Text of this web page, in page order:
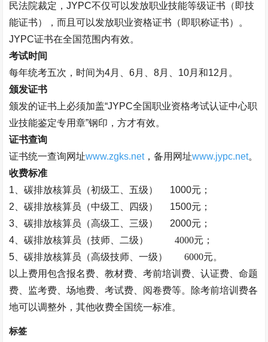
民法院裁定，JYPC不仅可以发放职业技能等级证书（即技
能证书），而且可以发放职业资格证书（即职称证书）。
JYPC证书在全国范围内有效。
考试时间
每年统考五次，时间为4月、6月、8月、10月和12月。
颁发证书
颁发的证书上必须加盖“JYPC全国职业资格考试认证中心职
业技能鉴定专用章”钢印，方才有效。
证书查询
证书统一查询网址www.zgks.net，备用网址www.jypc.net。
收费标准
1、碳排放核算员（初级工、五级）
1000元；
2、碳排放核算员（中级工、四级）
1500元；
3、碳排放核算员（高级工、三级）
2000元；
4、碳排放核算员（技师、二级）
4000元；
5、碳排放核算员（高级技师、一级）
6000元。
以上费用包含报名费、教材费、考前培训费、认证费、命题
费、监考费、场地费、考试费、阅卷费等。除考前培训费各
地可以调整外，其他收费全国统一标准。
标签